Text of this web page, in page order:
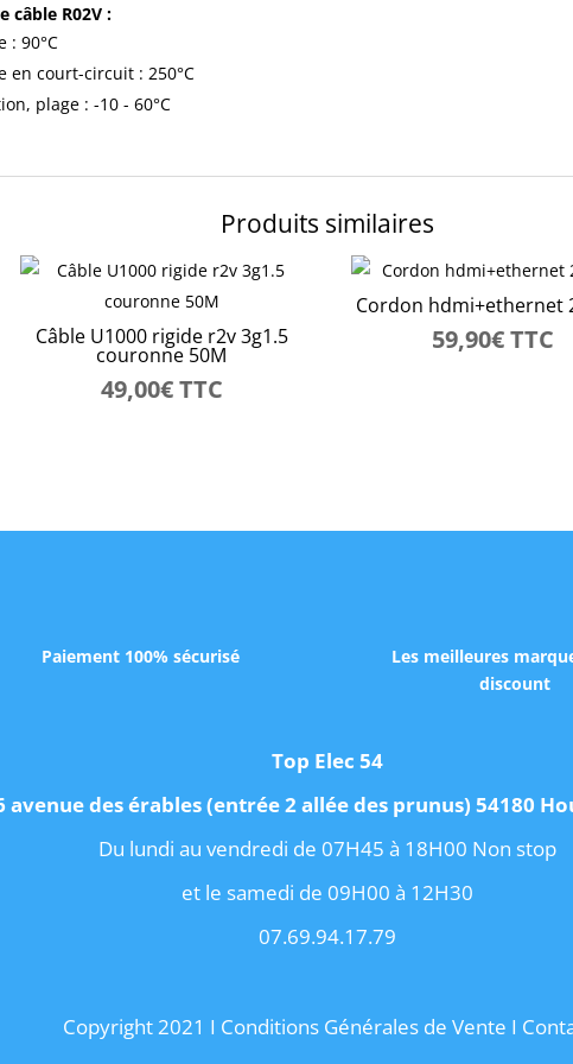
câble R02V :
: 90°C
en court-circuit : 250°C
plage : -10 - 60°C
Produits similaires
Câble U1000 rigide r2v 3g1.5
couronne 50M
49,00€TTC
Cordon hdmi+ethernet
59,90€TTC
Paiement 100% sécurisé
Les meilleures
discount
Top Elec 54
avenue des érables (entrée 2 allée des prunus) 54180
Du lundi au vendredi de 07H45 à 18H00 Non stop
et le samedi de 09H00 à 12H30
07.69.94.17.79
Copyright 2021 I Conditions Générales de Vente I